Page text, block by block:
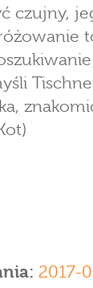
czujny,
2017-